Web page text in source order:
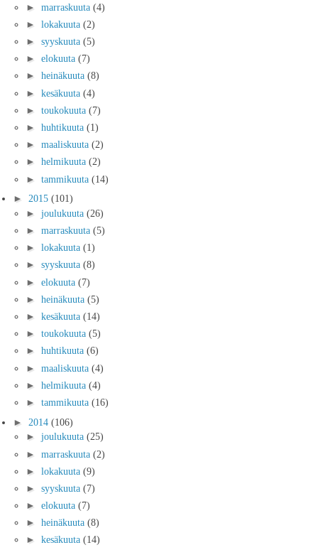
► marraskuuta (4)
► lokakuuta (2)
► syyskuuta (5)
► elokuuta (7)
► heinäkuuta (8)
► kesäkuuta (4)
► toukokuuta (7)
► huhtikuuta (1)
► maaliskuuta (2)
► helmikuuta (2)
► tammikuuta (14)
► 2015 (101)
► joulukuuta (26)
► marraskuuta (5)
► lokakuuta (1)
► syyskuuta (8)
► elokuuta (7)
► heinäkuuta (5)
► kesäkuuta (14)
► toukokuuta (5)
► huhtikuuta (6)
► maaliskuuta (4)
► helmikuuta (4)
► tammikuuta (16)
► 2014 (106)
► joulukuuta (25)
► marraskuuta (2)
► lokakuuta (9)
► syyskuuta (7)
► elokuuta (7)
► heinäkuuta (8)
► kesäkuuta (14)